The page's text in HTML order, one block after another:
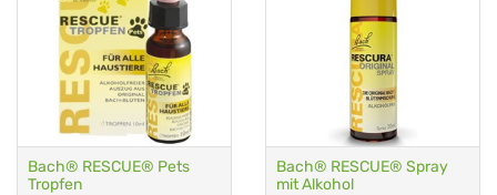
Bach® RESCUE® Pets
Tropfen
Bach® RESCUE® Spray
mit Alkohol